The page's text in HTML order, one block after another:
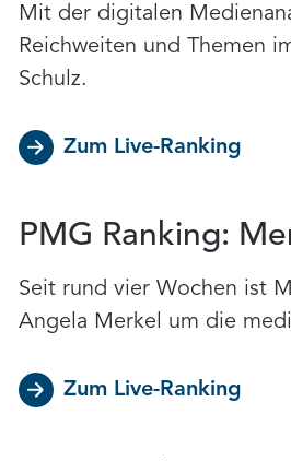
Mit der digitalen
Reichweiten und Themen
Schulz.
Zum Live-Ranking
PMG Ranking:
Seit rund vier Wochen ist
Angela Merkel um die
Zum Live-Ranking